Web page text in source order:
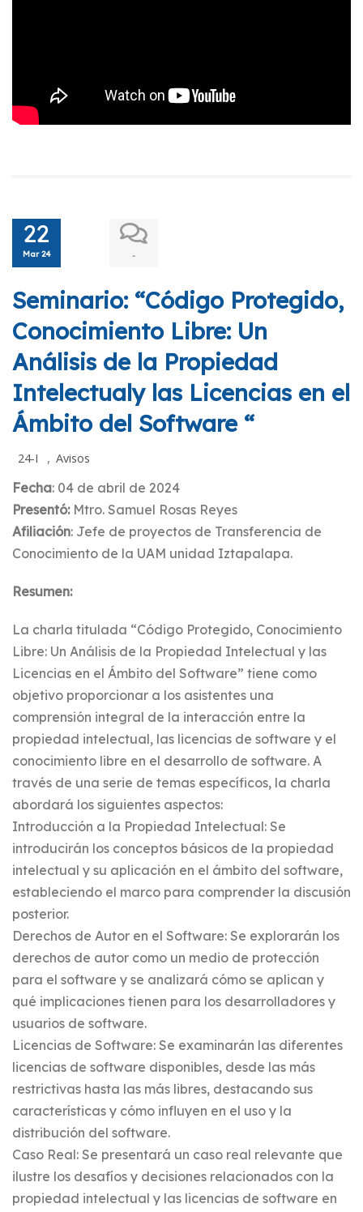
22
Mar 24 -
Seminario: “Código Protegido,
Conocimiento Libre: Un
Análisis de la Propiedad
Intelectualy las Licencias en el
Ámbito del Software “
24-I , Avisos
Fecha: 04 de abril de 2024
Presentó:Mtro. Samuel Rosas Reyes
Afiliación: Jefe de proyectos de Transferencia de
Conocimiento de la UAM unidad Iztapalapa.
Resumen:
La charla titulada “Código Protegido, Conocimiento
Libre: Un Análisis de la Propiedad Intelectual y las
Licencias en el Ámbito del Software” tiene como
objetivo proporcionar a los asistentes una
comprensión integral de la interacción entre la
propiedad intelectual, las licencias de software y el
conocimiento libre en el desarrollo de software. A
través de una serie de temas específicos, la charla
abordará los siguientes aspectos:
Introducción a la Propiedad Intelectual: Se
introducirán los conceptos básicos de la propiedad
intelectual y su aplicación en el ámbito del software,
estableciendo el marco para comprender la discusión
posterior.
Derechos de Autor en el Software: Se explorarán los
derechos de autor como un medio de protección
para el software y se analizará cómo se aplican y
qué implicaciones tienen para los desarrolladores y
usuarios de software.
Licencias de Software: Se examinarán las diferentes
licencias de software disponibles, desde las más
restrictivas hasta las más libres, destacando sus
características y cómo influyen en el uso y la
distribución del software.
Caso Real: Se presentará un caso real relevante que
ilustre los desafíos y decisiones relacionados con la
propiedad intelectual y las licencias de software en